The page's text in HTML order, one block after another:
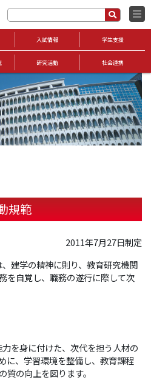
入試情報 学生支援
研究活動 社会連携
規範
2011年7月27日制定
建学の精神に則り、教育研究機関
を自覚し、職務の遂行に際して次
を身に付けた、次代を担う人材の
に、学習環境を整備し、教育課程
の向上を図ります。